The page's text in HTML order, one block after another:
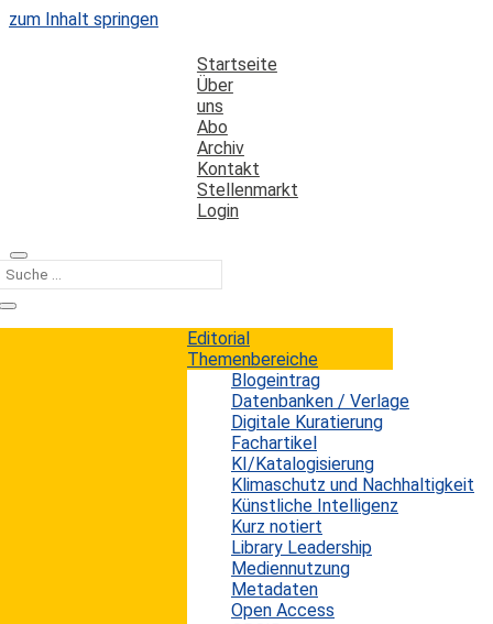
zum Inhalt springen
Startseite
Über
uns
Abo
Archiv
Kontakt
Stellenmarkt
Login
Editorial
Themenbereiche
Blogeintrag
Datenbanken / Verlage
Digitale Kuratierung
Fachartikel
KI/Katalogisierung
Klimaschutz und Nachhaltigkeit
Künstliche Intelligenz
Kurz notiert
Library Leadership
Mediennutzung
Metadaten
Open Access
Kategorie
mediennutzung
Das Internet ist doch nicht so übel
Bekanntlich nimmt das Internet für große Teile der
Menschen in westlichen Industrienationen inzwischen
einen wichtigen Platz in ihrer Freizeit und während der
Arbeit ein. Kritiker dieser Entwicklung sehen durch die
intensive und teilweise allgegenwärtige Beschäftigung
mit den digitalen Medien aber negative Auswirkungen
für den Einzelnen, und im Besonderen für Kinder und